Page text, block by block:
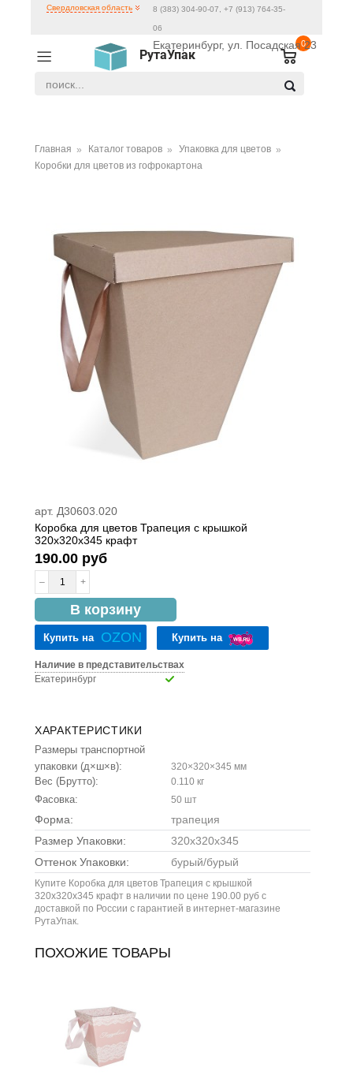
РутаУпак
0
Свердловская область 8 (383) 304-90-07, +7 (913) 764-35-
06
Екатеринбург, ул. Посадская 23
Главная Каталог товаров
Упаковка для цветов
Коробки для цветов из гофрокартона
арт. Д30603.020
Коробка для цветов Трапеция с крышкой
320x320x345 крафт
190.00 руб
– +
В корзину
в наличии
Купить на OZON Купить на
Наличие в представительствах
Екатеринбург
ХАРАКТЕРИСТИКИ
Размеры транспортной
упаковки (д×ш×в):
320×320×345 мм
Вес (Брутто): 0.110 кг
Фасовка: 50 шт
Форма:
трапеция
Размер Упаковки:
320x320x345
Оттенок Упаковки:
бурый/бурый
Купите Коробка для цветов Трапеция с крышкой
320x320x345 крафт в наличии по цене 190.00 руб с
доставкой по России с гарантией в интернет-магазине
РутаУпак.
ПОХОЖИЕ ТОВАРЫ